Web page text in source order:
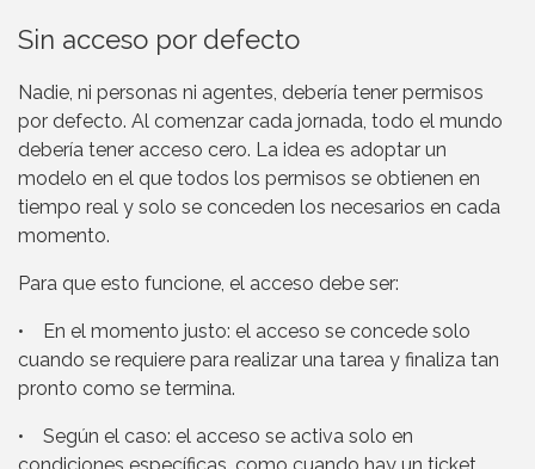
Sin acceso por defecto
Nadie, ni personas ni agentes, debería tener permisos
por defecto. Al comenzar cada jornada, todo el mundo
debería tener acceso cero. La idea es adoptar un
modelo en el que todos los permisos se obtienen en
tiempo real y solo se conceden los necesarios en cada
momento.
Para que esto funcione, el acceso debe ser:
• En el momento justo: el acceso se concede solo
cuando se requiere para realizar una tarea y finaliza tan
pronto como se termina.
• Según el caso: el acceso se activa solo en